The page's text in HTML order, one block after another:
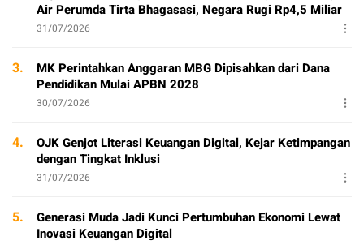
Air Perumda Tirta Bhagasasi, Negara Rugi Rp4,5 Miliar
31/07/2026
3.
MK Perintahkan Anggaran MBG Dipisahkan dari Dana
Pendidikan Mulai APBN 2028
30/07/2026
4.
OJK Genjot Literasi Keuangan Digital, Kejar Ketimpangan
dengan Tingkat Inklusi
31/07/2026
5.
Generasi Muda Jadi Kunci Pertumbuhan Ekonomi Lewat
Inovasi Keuangan Digital